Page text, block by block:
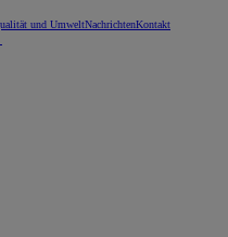
und UmweltNachrichtenKontakt